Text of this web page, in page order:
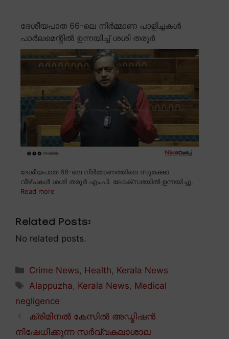
ദേശീയപാത 66-ലെ നിർമ്മാണ പാളിച്ചകൾ
പാർലമെന്റിൽ ഉന്നയിച്ച് ശശി തരൂർ
ദേശീയപാത 66-ലെ നിർമ്മാണത്തിലെ സുരക്ഷാ
വീഴ്ചകൾ ശശി തരൂർ എം.പി. ലോക്സഭയിൽ ഉന്നയിച്ചു.
Read more
Related Posts:
No related posts.
Categories
Crime News, Health, Kerala News
Tags
Alappuzha , Kerala News, Medical
negligence
ക്രിമിനൽ കേസിൽ അഡ്മിഷൻ
നിഷേധിക്കുന്ന സർവ്വകലാശാല